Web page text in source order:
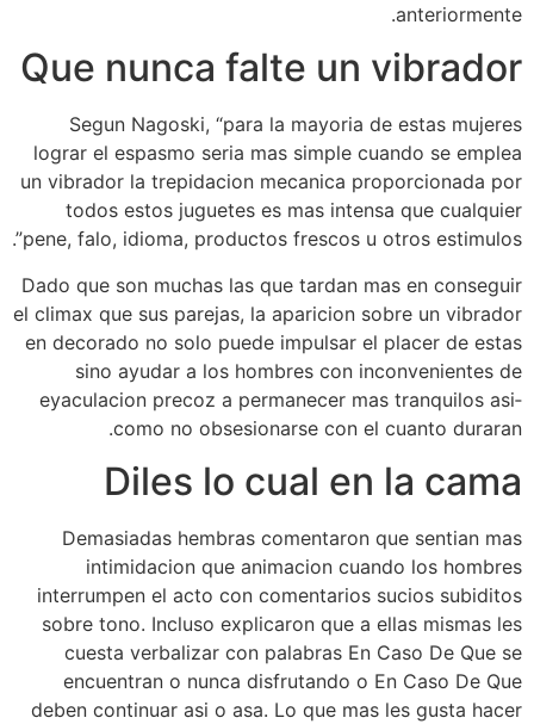
anteriormente.
Que nunca falte un vibrador
Segun Nagoski, “para la mayoria de estas mujeres
lograr el espasmo seri­a mas simple cuando se emplea
un vibrador la trepidacion mecanica proporcionada por
todos estos juguetes es mas intensa que cualquier
pene, falo, idioma, productos frescos u otros estimulos”.
Dado que son muchas las que tardan mas en conseguir
el climax que sus parejas, la aparicion sobre un vibrador
en decorado no solo puede impulsar el placer de estas
sino ayudar a los hombres con inconvenientes de
eyaculacion precoz a permanecer mas tranquilos asi­
como no obsesionarse con el cuanto duraran.
Diles lo cual en la cama
Demasiadas hembras comentaron que sentian mas
intimidacion que animacion cuando los hombres
interrumpen el acto con comentarios sucios subiditos
sobre tono. Incluso explicaron que a ellas mismas les
cuesta verbalizar con palabras En Caso De Que se
encuentran o nunca disfrutando o En Caso De Que
deben continuar asi o asa. Lo que mas les gusta hacer